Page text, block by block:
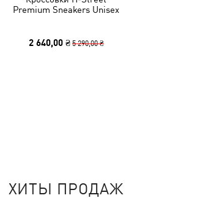
Premium Sneakers Unisex
2 640,00 ₴ 5 290,00 ₴
ХИТЫ ПРОДАЖ